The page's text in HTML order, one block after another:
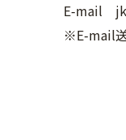
E-mail
※E-mail